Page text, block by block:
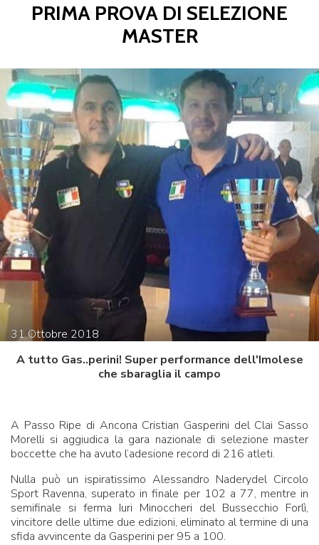
PRIMA PROVA DI SELEZIONE
MASTER
31Ottobre 2018
A tutto Gas..perini! Super performance dell'Imolese
che sbaraglia il campo
A Passo Ripe di Ancona Cristian Gasperini del Clai Sasso
Morelli si aggiudica la gara nazionale di selezione master
boccette che ha avuto l’adesione record di 216 atleti.
Nulla può un ispiratissimo Alessandro Naderydel Circolo
Sport Ravenna, superato in finale per 102 a 77, mentre in
semifinale si ferma Iuri Minoccheri del Bussecchio Forlì,
vincitore delle ultime due edizioni, eliminato al termine di una
sfida avvincente da Gasperini per 95 a 100.